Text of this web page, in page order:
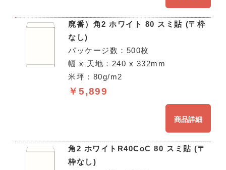
廃番）角2 ホワイト 80 スミ貼 (〒枠
なし)
パッケージ数：500枚
幅 x 天地：240 x 332mm
米坪：80g/m2
￥5,899
商品詳細
角2 ホワイトR40CoC 80 スミ貼 (〒
枠なし)